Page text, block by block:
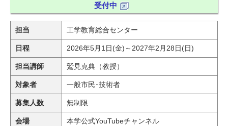
受験生 在学生
卒業生
企業・研究者
地域・一般
寄附のお願い
アクセス
キャンパスマップ お問い合わせ English 資料請求
受付中
担当 工学教育総合センター
日程 2026年5月1日(金)～2027年2月28日(日)
担当講師 鷲見克典（教授）
対象者 一般市民･技術者
募集人数 無制限
会場 本学公式YouTubeチャンネル